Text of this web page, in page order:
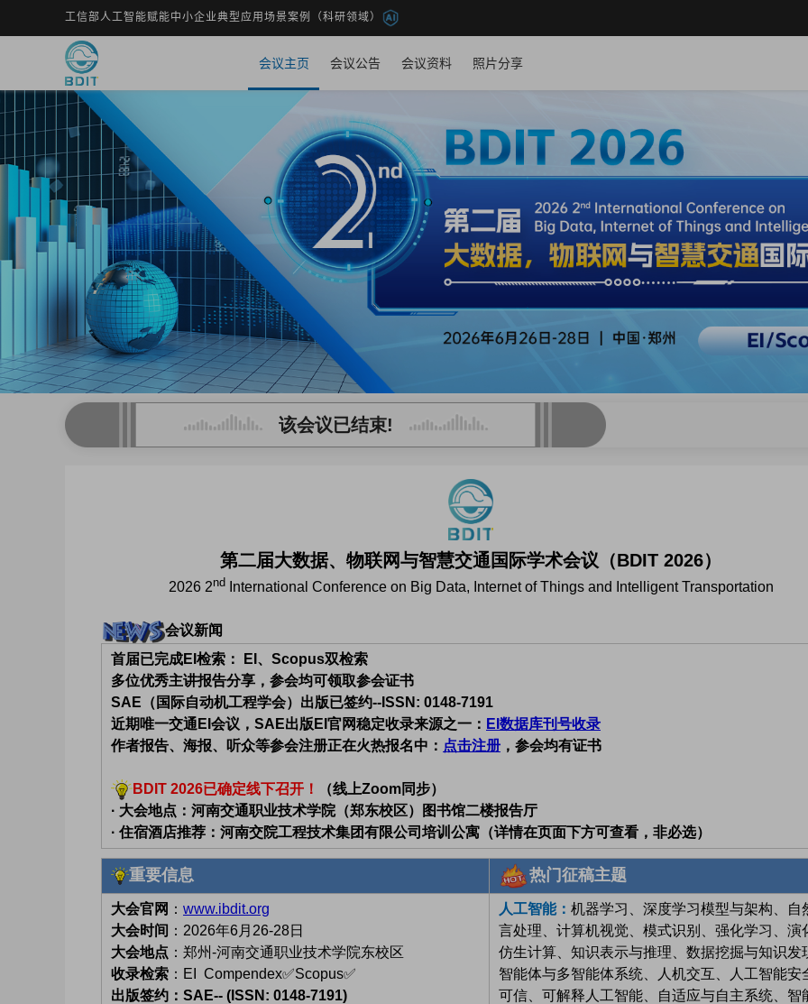
工信部人工智能赋能中小企业典型应用场景案例（科研领域）
会议主页 会议公告 会议资料 照片分享
该会议已结束!
第二届大数据、物联网与智慧交通国际学术会议（BDIT 2026）
2026 2nd International Conference on Big Data, Internet of Things and Intelligent Transportation
会议新闻
首届已完成EI检索： EI、Scopus双检索
多位优秀主讲报告分享，参会均可领取参会证书
SAE（国际自动机工程学会）出版已签约--ISSN: 0148-7191
近期唯一交通EI会议，SAE出版EI官网稳定收录来源之一： EI数据库刊号收录
作者报告、海报、听众等参会注册正在火热报名中： 点击注册 ，参会均有证书
BDIT 2026已确定线下召开！
（线上Zoom同步）
· 大会地点：河南交通职业技术学院（郑东校区）图书馆二楼报告厅
· 住宿酒店推荐：河南交院工程技术集团有限公司培训公寓（详情在页面下方可查看，非必选）
重要信息 热门征稿主题
大会官网 ： www.ibdit.org
大会时间 ：2026年6月26-28日
大会地点 ：郑州-河南交通职业技术学院东校区
收录检索 ：EI Compendex✅Scopus✅
出版签约： SAE-- (ISSN: 0148-7191)
人工智能： 机器学习、深度学习模型与架构、自
言处理、计算机视觉、模式识别、强化学习、演
仿生计算、知识表示与推理、数据挖掘与知识发
智能体与多智能体系统、人机交互、人工智能安
可信、可解释人工智能、自适应与自主系统、智